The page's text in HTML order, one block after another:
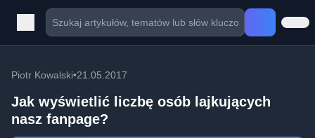
Piotr Kowalski•21.05.2017
Jak wyświetlić liczbę osób lajkujących
nasz fanpage?